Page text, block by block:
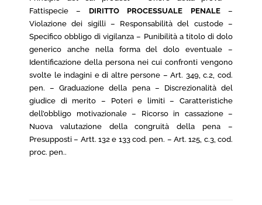
Fattispecie – DIRITTO PROCESSUALE PENALE–
Violazione dei sigilli – Responsabilità del custode –
Specifico obbligo di vigilanza – Punibilità a titolo di dolo
generico anche nella forma del dolo eventuale –
Identificazione della persona nei cui confronti vengono
svolte le indagini e di altre persone – Art. 349, c.2, cod.
pen. – Graduazione della pena – Discrezionalità del
giudice di merito – Poteri e limiti – Caratteristiche
dell’obbligo motivazionale – Ricorso in cassazione –
Nuova valutazione della congruità della pena –
Presupposti – Artt. 132 e 133 cod. pen. – Art. 125, c.3, cod.
proc. pen..